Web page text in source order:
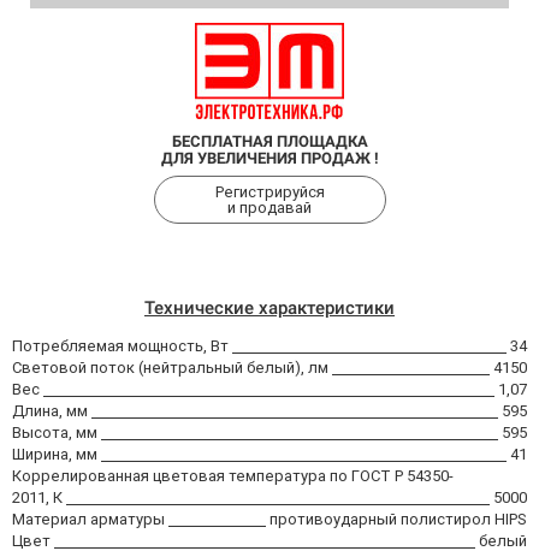
БЕСПЛАТНАЯ ПЛОЩАДКА
ДЛЯ УВЕЛИЧЕНИЯ ПРОДАЖ !
Регистрируйся
и продавай
Технические характеристики
Потребляемая мощность, Вт
34
Световой поток (нейтральный белый), лм
4150
Вес
1,07
Длина, мм
595
Высота, мм
595
Ширина, мм
41
Коррелированная цветовая температура по ГОСТ Р 54350-
2011, К
5000
Материал арматуры
противоударный полистирол HIPS
Цвет
белый